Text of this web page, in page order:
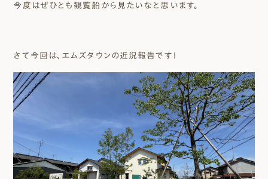
今度はぜひとも観覧船から見たいなと思います。
さて今回は、エムズタウンの近況報告です！